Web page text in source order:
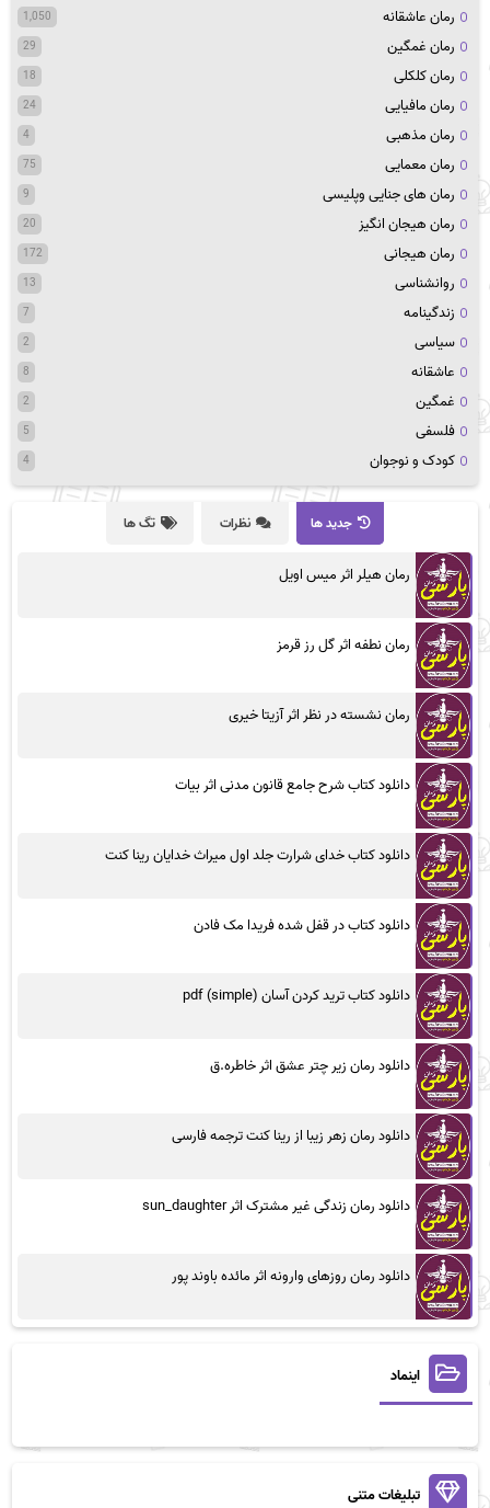
رمان عاشقانه 1,050
رمان غمگین 29
رمان کلکلی 18
رمان مافیایی 24
رمان مذهبی 4
رمان معمایی 75
رمان های جنایی وپلیسی 9
رمان هیجان انگیز 20
رمان هیجانی 172
روانشناسی 13
زندگینامه 7
سیاسی 2
عاشقانه 8
غمگین 2
فلسفی 5
کودک و نوجوان 4
جدید ها نظرات تگ ها
رمان هیلر اثر میس اویل
رمان نطفه اثر گل رز قرمز
رمان نشسته در نظر اثر آزیتا خیری
دانلود کتاب شرح جامع قانون مدنی اثر بیات
دانلود کتاب خدای شرارت جلد اول میراث خدایان رینا کنت
دانلود کتاب در قفل شده فریدا مک فادن
دانلود کتاب ترید کردن آسان (simple) pdf
دانلود رمان زیر چتر عشق اثر خاطره.ق
دانلود رمان زهر زیبا از رینا کنت ترجمه فارسی
دانلود رمان زندگی غیر مشترک اثر sun_daughter
دانلود رمان روزهای وارونه اثر مائده باوند پور
اینماد
تبلیغات متنی